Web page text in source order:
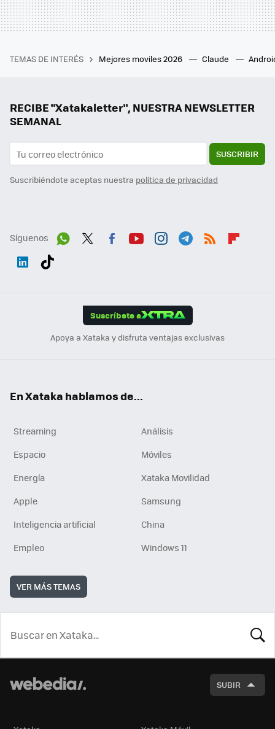
TEMAS DE INTERÉS Mejores moviles 2026 Claude
RECIBE "Xatakaletter", NUESTRA NEWSLETTER
SEMANAL
SUSCRIBIR
Suscribiéndote aceptas nuestra política de privacidad
Síguenos
Suscríbete a
Apoya a Xataka y disfruta ventajas exclusivas
En Xataka hablamos de...
Streaming
Análisis
Espacio
Móviles
Energía
Xataka Movilidad
Apple
Samsung
Inteligencia artificial
China
Empleo
Windows 11
VER MÁS TEMAS
SUBIR